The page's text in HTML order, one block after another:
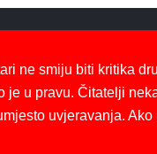
ne smiju biti kritika
je u pravu. Čitatelji
uvjeravanja.